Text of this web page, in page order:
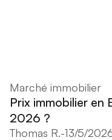
Marché immobilier
Prix immobilier en
2026 ?
Thomas R.-13/5/